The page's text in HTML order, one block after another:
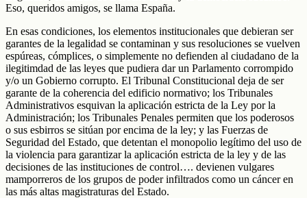
Eso, queridos amigos, se llama España.
En esas condiciones, los elementos institucionales que debieran ser
garantes de la legalidad se contaminan y sus resoluciones se vuelven
espúreas, cómplices, o simplemente no defienden al ciudadano de la
ilegitimdad de las leyes que pudiera dar un Parlamento corrompido
y/o un Gobierno corrupto. El Tribunal Constitucional deja de ser
garante de la coherencia del edificio normativo; los Tribunales
Administrativos esquivan la aplicación estricta de la Ley por la
Administración; los Tribunales Penales permiten que los poderosos
o sus esbirros se sitúan por encima de la ley; y las Fuerzas de
Seguridad del Estado, que detentan el monopolio legítimo del uso de
la violencia para garantizar la aplicación estricta de la ley y de las
decisiones de las instituciones de control…. devienen vulgares
mamporreros de los grupos de poder infiltrados como un cáncer en
las más altas magistraturas del Estado.